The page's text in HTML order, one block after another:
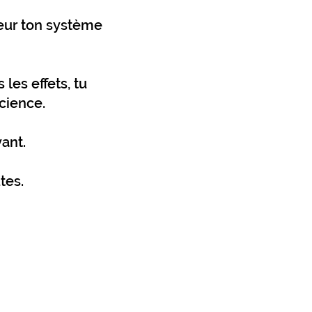
ton système
les effets, tu